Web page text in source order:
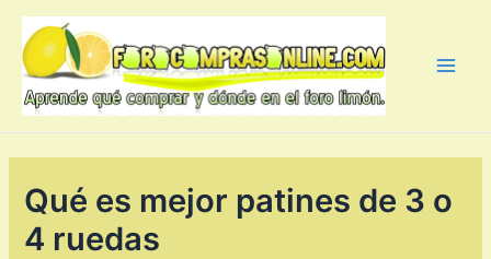
contenido
Qué es mejor patines de 3 o
4 ruedas